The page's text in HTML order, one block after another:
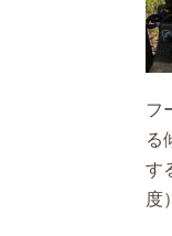
フ
る
す
度